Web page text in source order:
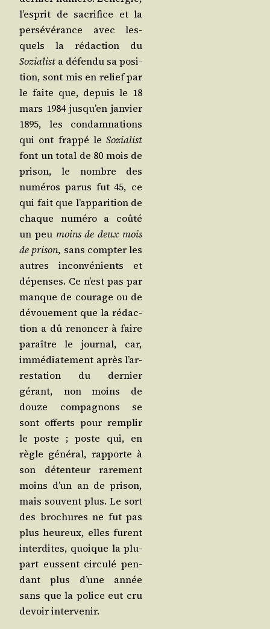
l’es­prit de sacri­fice et la
per­sé­vé­rance avec les­
quels la rédac­tion du
Sozia­list a défen­du sa posi­
tion, sont mis en relief par
le faite que, depuis le 18
mars 1984 jus­qu’en jan­vier
1895, les condam­na­tions
qui ont frap­pé le Sozia­list
font un total de 80 mois de
pri­son, le nombre des
numé­ros parus fut 45, ce
qui fait que l’ap­pa­ri­tion de
chaque numé­ro a coû­té
un peu moins de deux mois
de pri­son, sans comp­ter les
autres incon­vé­nients et
dépenses. Ce n’est pas par
manque de cou­rage ou de
dévoue­ment que la rédac­
tion a dû renon­cer à faire
paraître le jour­nal, car,
immé­dia­te­ment après l’ar­
res­ta­tion du der­nier
gérant, non moins de
douze com­pa­gnons se
sont offerts pour rem­plir
le poste ; poste qui, en
règle géné­ral, rap­porte à
son déten­teur rare­ment
moins d’un an de pri­son,
mais sou­vent plus. Le sort
des bro­chures ne fut pas
plus heu­reux, elles furent
inter­dites, quoique la plu­
part eussent cir­cu­lé pen­
dant plus d’une année
sans que la police eut cru
devoir intervenir.